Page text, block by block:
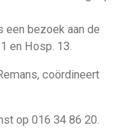
een bezoek aan de
en Hosp. 13.
coördineert
op 016 34 86 20.